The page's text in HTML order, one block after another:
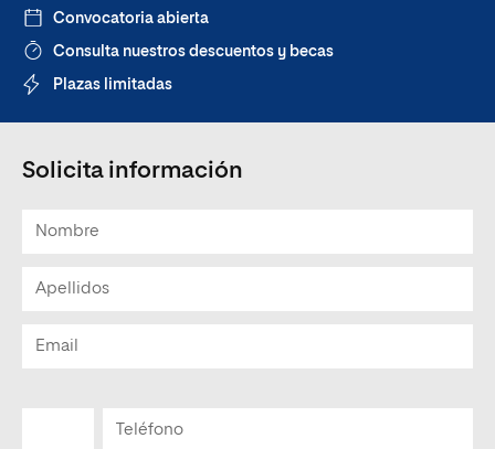
Convocatoria abierta
Consulta nuestros descuentos y becas
Plazas limitadas
Solicita información